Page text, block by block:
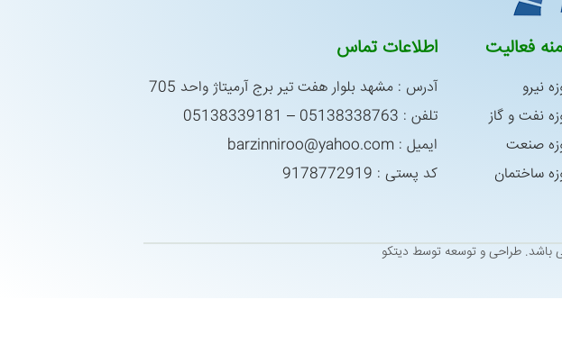
فعالیت
نیرو
نفت و گاز
صنعت
ساختمان
اطلاعات تماس
آدرس : مشهد بلوار هفت تیر برج آرمیتاژ واحد 705
تلفن : 05138338763 – 05138339181
ایمیل : barzinniroo@yahoo.com
کد پستی : 9178772919
باشد. طراحی و توسعه توسط دیتکو